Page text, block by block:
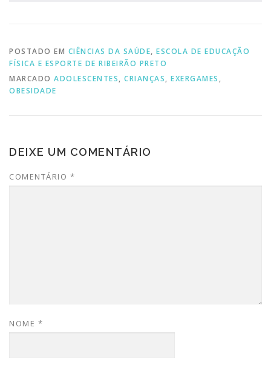
POSTADO EM CIÊNCIAS DA SAÚDE, ESCOLA DE EDUCAÇÃO
FÍSICA E ESPORTE DE RIBEIRÃO PRETO
MARCADO ADOLESCENTES, CRIANÇAS, EXERGAMES ,
OBESIDADE
DEIXE UM COMENTÁRIO
COMENTÁRIO *
NOME *